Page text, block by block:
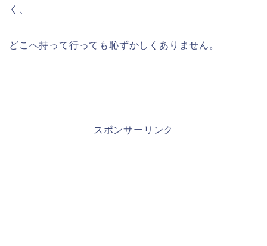
く、
どこへ持って行っても恥ずかしくありません。
スポンサーリンク